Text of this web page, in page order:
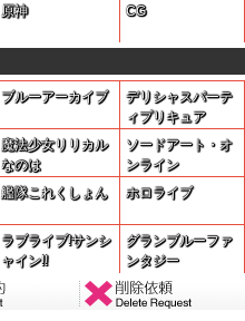
原神 CG
ブルーアーカイブ
デリシャスパーテ
ィプリキュア
魔法少女リリカル
なのは
ソードアート・オ
ンライン
艦隊これくしょん ホロライブ
ラブライブ!サンシ
ャイン!!
グランブルーファ
ンタジー